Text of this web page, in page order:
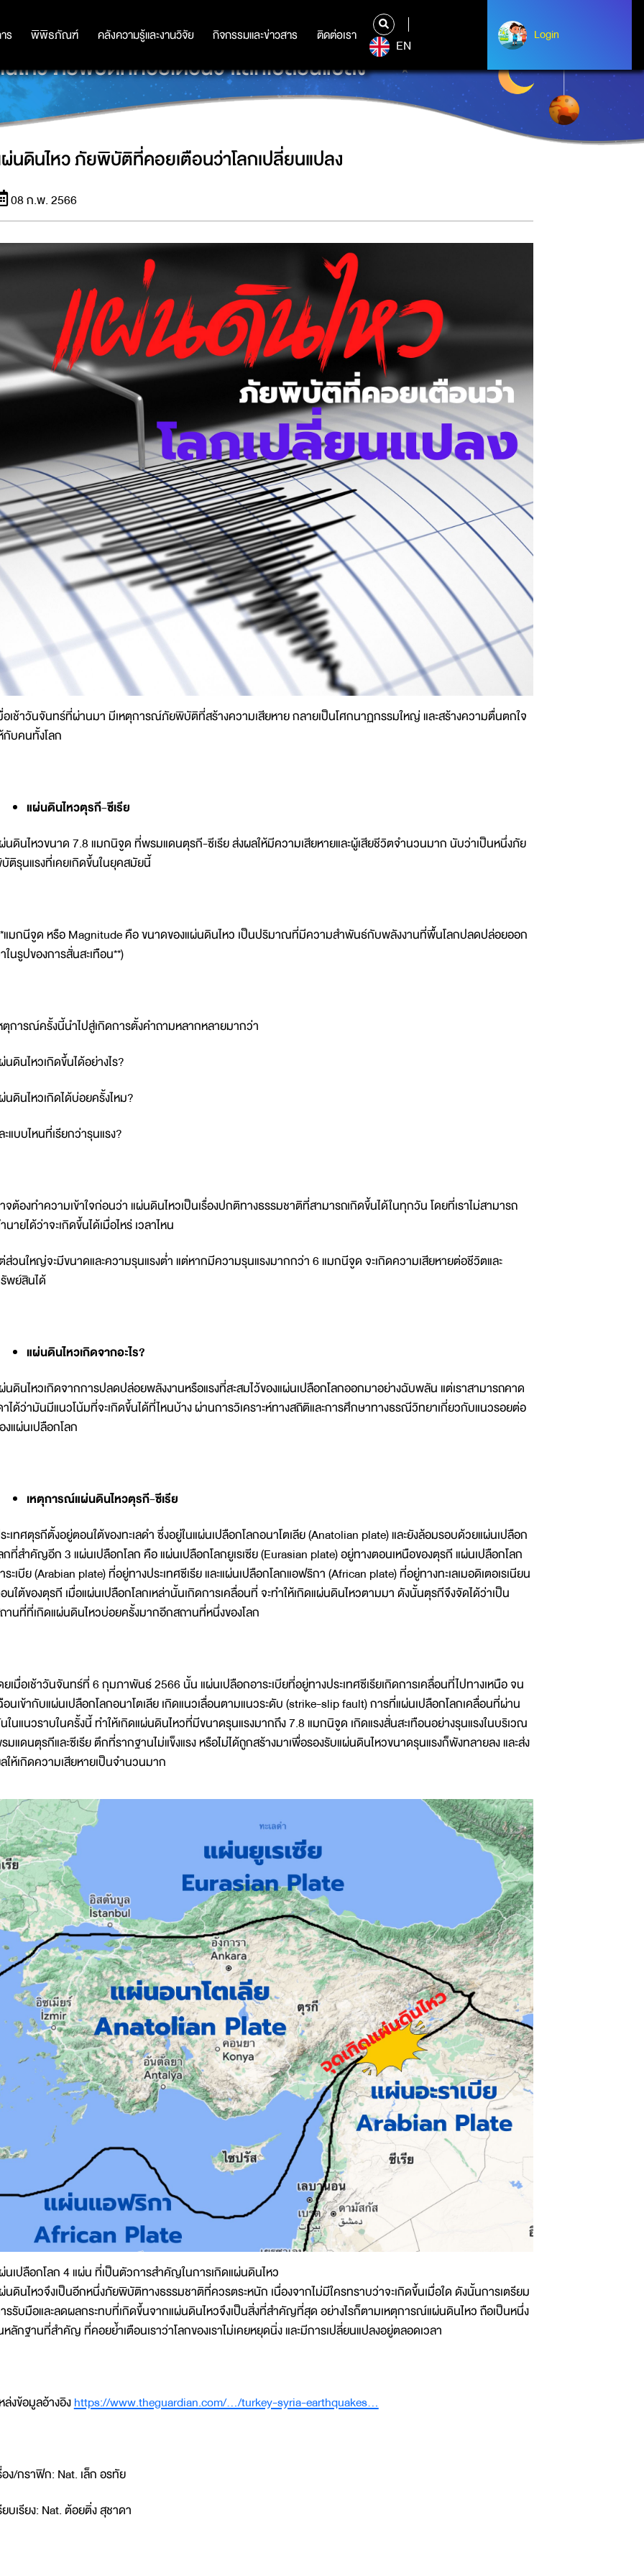
ร พิพิธภัณฑ์ คลังความรู้และงานวิจัย กิจกรรมและข่าวสาร ติดต่อเรา
ร พิพิธภัณฑ์ คลังความรู้และงานวิจัย กิจกรรมและข่าวสาร ติดต่อเรา
EN
Login
Login
ไหว ภัยพิบัติที่คอยเตือนว่าโลกเปลี่ยนแปลง
นดินไหว ภัยพิบัติที่คอยเตือนว่าโลกเปลี่ยนแปลง
08 ก.พ. 2566
อเช้าวันจันทร์ที่ผ่านมา มีเหตุการณ์ภัยพิบัติที่สร้างความเสียหาย กลายเป็นโศกนาฏกรรมใหญ่ และสร้างความตื่นตกใจ
กับคนทั้งโลก
แผ่นดินไหวตุรกี-ซีเรีย
นดินไหวขนาด 7.8 แมกนิจูด ที่พรมแดนตุรกี-ซีเรีย ส่งผลให้มีความเสียหายและผู้เสียชีวิตจำนวนมาก นับว่าเป็นหนึ่งภัย
ติรุนแรงที่เคยเกิดขึ้นในยุคสมัยนี้
แมกนีจูด หรือ Magnitude คือ ขนาดของแผ่นดินไหว เป็นปริมาณที่มีความสำพันธ์กับพลังงานที่พื้นโลกปลดปล่อยออก
ในรูปของการสั่นสะเทือน**)
ตุการณ์ครั้งนี้นำไปสู่เกิดการตั้งคำถามหลากหลายมากว่า
นดินไหวเกิดขึ้นได้อย่างไร?
นดินไหวเกิดได้บ่อยครั้งไหม?
ะแบบไหนที่เรียกว่ารุนแรง?
จต้องทำความเข้าใจก่อนว่า แผ่นดินไหวเป็นเรื่องปกติทางธรรมชาติที่สามารถเกิดขึ้นได้ในทุกวัน โดยที่เราไม่สามารถ
นายได้ว่าจะเกิดขึ้นได้เมื่อไหร่ เวลาไหน
ส่วนใหญ่จะมีขนาดและความรุนแรงต่ำ แต่หากมีความรุนแรงมากกว่า 6 แมกนีจูด จะเกิดความเสียหายต่อชีวิตและ
พย์สินได้
แผ่นดินไหวเกิดจากอะไร?
นดินไหวเกิดจากการปลดปล่อยพลังงานหรือแรงที่สะสมไว้ของแผ่นเปลือกโลกออกมาอย่างฉับพลัน แต่เราสามารถคาด
าได้ว่ามันมีแนวโน้มที่จะเกิดขึ้นได้ที่ไหนบ้าง ผ่านการวิเคราะห์ทางสถิติและการศึกษาทางธรณีวิทยาเกี่ยวกับแนวรอยต่อ
งแผ่นเปลือกโลก
เหตุการณ์แผ่นดินไหวตุรกี-ซีเรีย
ะเทศตุรกีตั้งอยู่ตอนใต้ของทะเลดำ ซึ่งอยู่ในแผ่นเปลือกโลกอนาโตเลีย (Anatolian plate) และยังล้อมรอบด้วยแผ่นเปลือก
กที่สำคัญอีก 3 แผ่นเปลือกโลก คือ แผ่นเปลือกโลกยูเรเซีย (Eurasian plate) อยู่ทางตอนเหนือของตุรกี แผ่นเปลือกโลก
ระเบีย (Arabian plate) ที่อยู่ทางประเทศซีเรีย และแผ่นเปลือกโลกแอฟริกา (African plate) ที่อยู่ทางทะเลเมอดิเตอเรเนียน
นใต้ของตุรกี เมื่อแผ่นเปลือกโลกเหล่านั้นเกิดการเคลื่อนที่ จะทำให้เกิดแผ่นดินไหวตามมา ดังนั้นตุรกีจึงจัดได้ว่าเป็น
านที่ที่เกิดแผ่นดินไหวบ่อยครั้งมากอีกสถานที่หนึ่งของโลก
ยเมื่อเช้าวันจันทร์ที่ 6 กุมภาพันธ์ 2566 นั้น แผ่นเปลือกอาระเบียที่อยู่ทางประเทศซีเรียเกิดการเคลื่อนที่ไปทางเหนือ จน
อนเข้ากับแผ่นเปลือกโลกอนาโตเลีย เกิดแนวเลื่อนตามแนวระดับ (strike-slip fault) การที่แผ่นเปลือกโลกเคลื่อนที่ผ่าน
ในแนวราบในครั้งนี้ ทำให้เกิดแผ่นดินไหวที่มีขนาดรุนแรงมากถึง 7.8 แมกนิจูด เกิดแรงสั่นสะเทือนอย่างรุนแรงในบริเวณ
มแดนตุรกีและซีเรีย ตึกที่รากฐานไม่แข็งแรง หรือไม่ได้ถูกสร้างมาเพื่อรองรับแผ่นดินไหวขนาดรุนแรงก็พังทลายลง และส่ง
ให้เกิดความเสียหายเป็นจำนวนมาก
นเปลือกโลก 4 แผ่น ที่เป็นตัวการสำคัญในการเกิดแผ่นดินไหว
นดินไหวจึงเป็นอีกหนึ่งภัยพิบัติทางธรรมชาติที่ควรตระหนัก เนื่องจากไม่มีใครทราบว่าจะเกิดขึ้นเมื่อใด ดังนั้นการเตรียม
รรับมือและลดผลกระทบที่เกิดขึ้นจากแผ่นดินไหวจึงเป็นสิ่งที่สำคัญที่สุด อย่างไรก็ตามเหตุการณ์แผ่นดินไหว ถือเป็นหนึ่ง
หลักฐานที่สำคัญ ที่คอยย้ำเตือนเราว่าโลกของเราไม่เคยหยุดนิ่ง และมีการเปลี่ยนแปลงอยู่ตลอดเวลา
ล่งข้อมูลอ้างอิงhttps://www.theguardian.com/.../turkey-syria-earthquakes...
อง/กราฟิก: Nat. เล็ก อรทัย
ยบเรียง: Nat. ต้อยติ่ง สุชาดา